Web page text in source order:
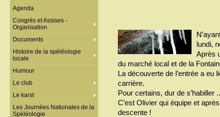
lundi,
Après
du marché local et de la
La découverte de l’entrée a eu
carrière.
Pour certains, dur de s’habiller
C’est Olivier qui équipe et
descente !
Agenda
Congrès et Assises -
Organisation
Documents
Histoire de la spéléologie
locale
Humour
Le club
Le karst
Les Journées Nationales de la
Spéléologie